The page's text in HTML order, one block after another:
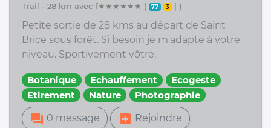
trail - 28 km avec f★★★★★★ ( 77 3 | )
Petite sortie de 28 kms au départ de Saint
Brice sous forêt. Si besoin je m'adapte à votre
niveau. Sportivement vôtre.
Botanique Echauffement
Ecogeste
Etirement
Nature Photographie
forum 0 message add_box Rejoindre